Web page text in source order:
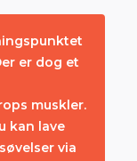
er dog et
muskler.
kan lave
via